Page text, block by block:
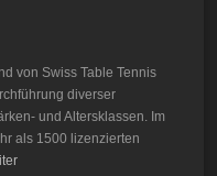
von Swiss Table Tennis
diverser
und Altersklassen. Im
als 1500 lizenzierten